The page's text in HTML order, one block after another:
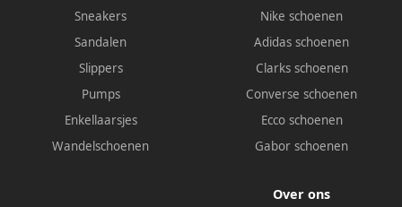
Sneakers
Sandalen
Slippers
Pumps
Enkellaarsjes
Wandelschoenen
Nike schoenen
Adidas schoenen
Clarks schoenen
Converse schoenen
Ecco schoenen
Gabor schoenen
Over ons